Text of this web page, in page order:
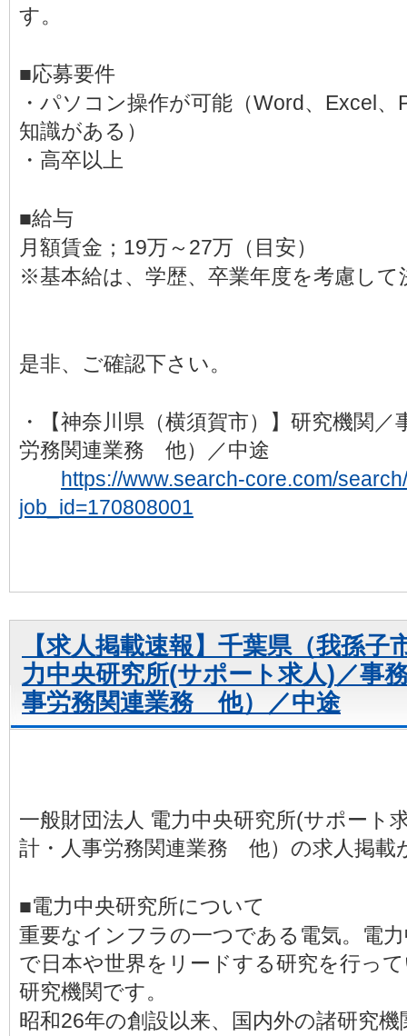
す。
■応募要件
・パソコン操作が可能（Word、Excel
知識がある）
・高卒以上
■給与
月額賃金；19万～27万（目安）
※基本給は、学歴、卒業年度を考慮して
是非、ご確認下さい。
・【神奈川県（横須賀市）】研究機関
労務関連業務 他）／中途
https://www.search-core.com/
job_id=170808001
【求人掲載速報】千葉県（我孫子
力中央研究所(サポート求人)／事
事労務関連業務 他）／中途
一般財団法人 電力中央研究所(サポー
計・人事労務関連業務 他）の求人掲載
■電力中央研究所について
重要なインフラの一つである電気。電
で日本や世界をリードする研究を行っ
研究機関です。
昭和26年の創設以来、国内外の諸研究